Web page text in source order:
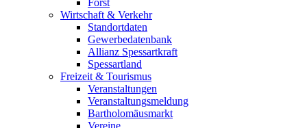
Forst
Wirtschaft & Verkehr
Standortdaten
Gewerbedatenbank
Allianz Spessartkraft
Spessartland
Freizeit & Tourismus
Veranstaltungen
Veranstaltungsmeldung
Bartholomäusmarkt
Vereine